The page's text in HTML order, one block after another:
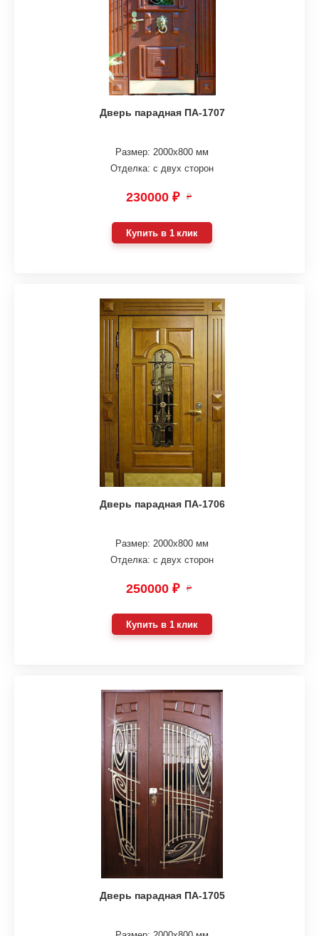
Дверь парадная ПА-1707
Размер: 2000х800 мм
Отделка: с двух сторон
230000 ₽ ₽
Купить в 1 клик
Дверь парадная ПА-1706
Размер: 2000х800 мм
Отделка: с двух сторон
250000 ₽ ₽
Купить в 1 клик
Дверь парадная ПА-1705